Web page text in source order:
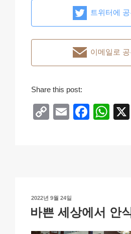
트위터에
이메일로
Share this post:
C
n
k
E
F
o
k
W
p
작
일
2022년 9월 24일
바쁜 세상에서 안